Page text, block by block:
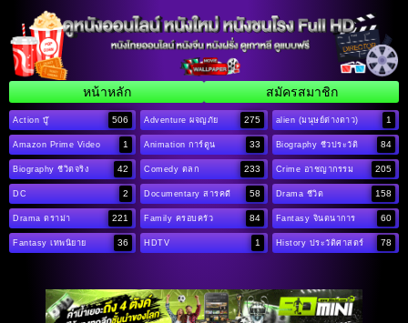
หน้าหลัก สมัครสมาชิก
Action บู๊ 506 Adventure ผจญภัย 275 alien (มนุษย์ต่างดาว) 1
Amazon Prime Video 1 Animation การ์ตูน 33 Biography ชีวประวัติ 84
Biography ชีวิตจริง 42 Comedy ตลก 233 Crime อาชญากรรม 205
DC 2 Documentary สารคดี 58 Drama ชีวิต 158
Drama ดราม่า 221 Family ครอบครัว 84 Fantasy จินตนาการ 60
Fantasy เทพนิยาย 36 HDTV 1 History ประวัติศาสตร์ 78